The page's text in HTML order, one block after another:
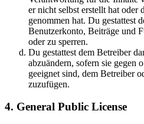
er nicht selbst erstellt hat oder
genommen hat. Du gestattest
Benutzerkonto, Beiträge und
oder zu sperren.
Du gestattest dem Betreiber
abzuändern, sofern sie gegen
geeignet sind, dem Betreiber
zuzufügen.
4. General Public License